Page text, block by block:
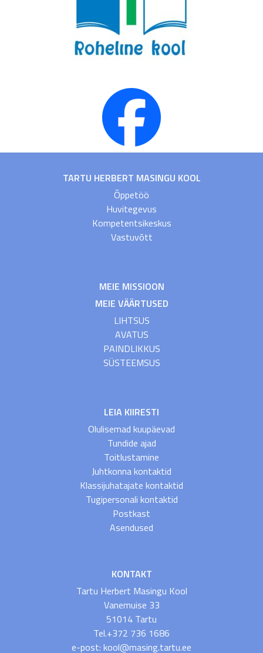
TARTU HERBERT MASINGU KOOL
Õppetöö
Huvitegevus
Kompetentsikeskus
Vastuvõtt
MEIE MISSIOON
MEIE VÄÄRTUSED
LIHTSUS
AVATUS
PAINDLIKKUS
SÜSTEEMSUS
LEIA KIIRESTI
Olulisemad kuupäevad
Tundide ajad
Toitlustamine
Juhtkonna kontaktid
Klassijuhatajate kontaktid
Tugipersonali kontaktid
Postkast
Asendused
KONTAKT
Tartu Herbert Masingu Kool
Vanemuise 33
51014 Tartu
Tel.+372 736 1686
e-post: kool@masing.tartu.ee